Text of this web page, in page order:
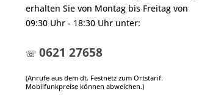
erhalten Sie von Montag bis Freitag von
09:30 Uhr - 18:30 Uhr unter:
☏ 0621 27658
(Anrufe aus dem dt. Festnetz zum Ortstarif.
Mobilfunkpreise können abweichen.)